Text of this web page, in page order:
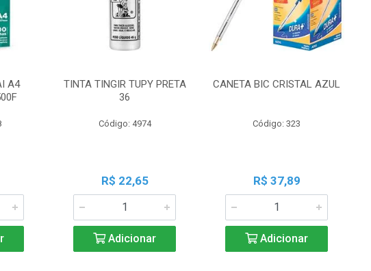
A4
TINTA TINGIR TUPY PRETA
36
Código: 4974
R$ 22,65
Adicionar
CANETA BIC CRISTAL AZUL
Código: 323
R$ 37,89
Adicionar